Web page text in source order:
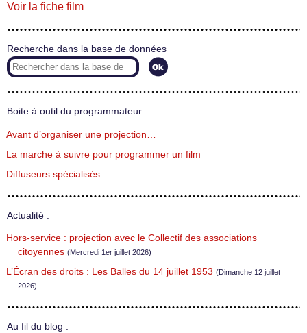
Voir la fiche film
Recherche dans la base de données
Boite à outil du programmateur :
Avant d’organiser une projection…
La marche à suivre pour programmer un film
Diffuseurs spécialisés
Actualité :
Hors-service : projection avec le Collectif des associations
citoyennes (Mercredi 1er juillet 2026)
L’Écran des droits : Les Balles du 14 juillet 1953 (Dimanche 12 juillet
2026)
Au fil du blog :